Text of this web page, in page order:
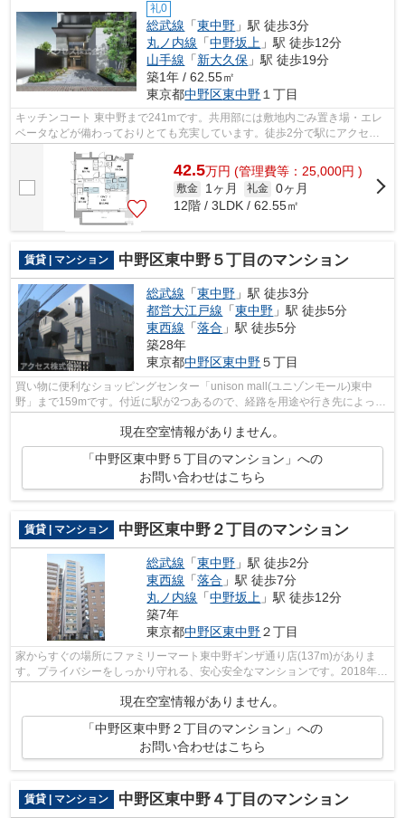
礼0
総武線 「東中野 」駅 徒歩3分
丸ノ内線 「中野坂上 」駅 徒歩12分
山手線 「新大久保 」駅 徒歩19分
築1年 / 62.55㎡
東京都中野区東中野 １丁目
キッチンコート 東中野まで241mです。共用部には敷地内ごみ置き場・エレ
ベータなどが備わっておりとても充実しています。徒歩2分で駅にアクセス
42.5万円 (管理費等：25,000円 )
敷金 1ヶ月 礼金 0ヶ月
12階 / 3LDK / 62.55㎡
賃貸 | マンション 中野区東中野５丁目のマンション
総武線 「東中野 」駅 徒歩3分
都営大江戸線 「東中野 」駅 徒歩5分
東西線 「落合 」駅 徒歩5分
築28年
東京都中野区東中野５丁目
買い物に便利なショッピングセンター「unison mall(ユニゾンモール)東中
野」まで159mです。付近に駅が2つあるので、経路を用途や行き先によって
現在空室情報がありません。
「中野区東中野５丁目のマンション」への
お問い合わせはこちら
賃貸 | マンション 中野区東中野２丁目のマンション
総武線 「東中野 」駅 徒歩2分
東西線 「落合 」駅 徒歩7分
丸ノ内線 「中野坂上 」駅 徒歩12分
築7年
東京都中野区東中野２丁目
家からすぐの場所にファミリーマート東中野ギンザ通り店(137m)がありま
す。プライバシーをしっかり守れる、安心安全なマンションです。2018年築
現在空室情報がありません。
「中野区東中野２丁目のマンション」への
お問い合わせはこちら
賃貸 | マンション 中野区東中野４丁目のマンション